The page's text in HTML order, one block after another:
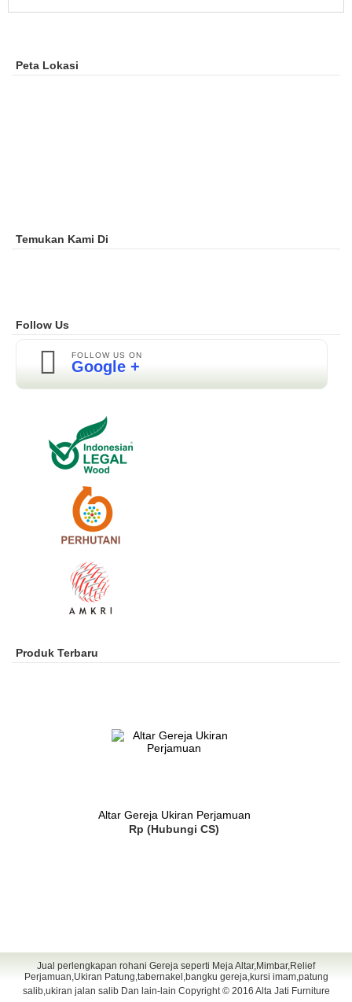
Peta Lokasi
Temukan Kami Di
Follow Us
FOLLOW US ON
Google +
Produk Terbaru
Altar Gereja Ukiran Perjamuan
Rp (Hubungi CS)
Jual perlengkapan rohani Gereja seperti Meja Altar,Mimbar,Relief
Perjamuan,Ukiran Patung,tabernakel,bangku gereja,kursi imam,patung
salib,ukiran jalan salib Dan lain-lain Copyright © 2016 Alta Jati Furniture